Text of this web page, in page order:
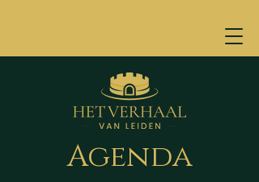
Agenda